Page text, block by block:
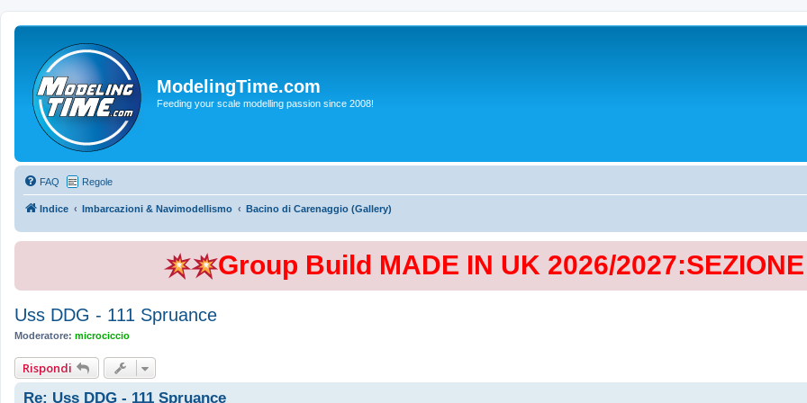
ModelingTime.com
Feeding your scale modelling passion since 2008!
FAQ Regole
Indice Imbarcazioni & Navimodellismo Bacino di Carenaggio (Gallery)
Group Build MADE IN UK 2026/
Uss DDG - 111 Spruance
Moderatore: microciccio
Rispondi
Re: Uss DDG - 111 Spruance